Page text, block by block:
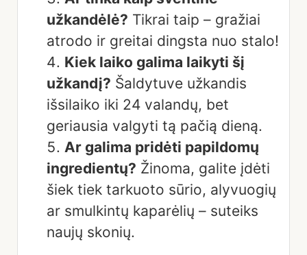
užkandėlė? Tikrai taip – gražiai
atrodo ir greitai dingsta nuo stalo!
Kiek laiko galima laikyti šį
užkandį? Šaldytuve užkandis
išsilaiko iki 24 valandų, bet
geriausia valgyti tą pačią dieną.
Ar galima pridėti papildomų
ingredientų? Žinoma, galite įdėti
šiek tiek tarkuoto sūrio, alyvuogių
ar smulkintų kaparėlių – suteiks
naujų skonių.